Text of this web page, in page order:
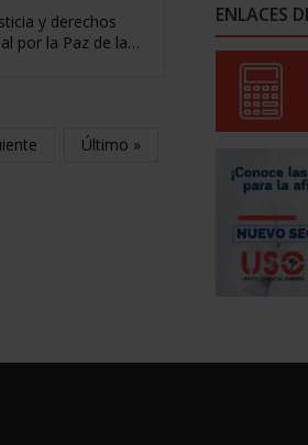
y derechos
por la Paz de la…
Último »
ENLACES